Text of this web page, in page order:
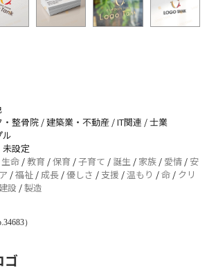
・整骨院 / 建築業・不動産 / IT関連 / 士業
ル
未設定
生命 / 教育 /保育 /子育て / 誕生 / 家族 / 愛情 / 安
/福祉 / 成長 /優しさ / 支援 /温もり /命 / クリ
設 /製造
）
ゴ